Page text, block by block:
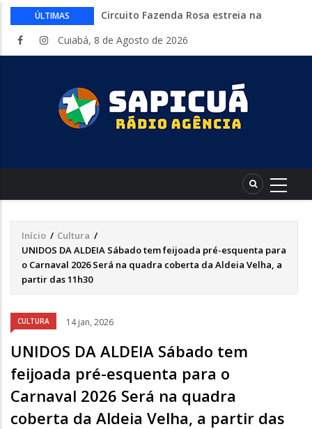
ÚLTIMAS
Circuito Fazenda Rosa estreia na
atividades do agronegócio
sexta-feira
Começa nesta sexta-feira em Cuiabá o
Mato Grosso AgroFestival, com rodeio e
crimes digitais contra menores
CAIXA e iFood facilitam financiamento
entregadores
Cuiabá, 8 de Agosto de 2026
Trilha
de
navegação
Início / Cultura /
UNIDOS DA ALDEIA Sábado tem feijoada pré-esquenta para
o Carnaval 2026 Será na quadra coberta da Aldeia Velha, a
partir das 11h30
CULTURA 14 jan, 2026
UNIDOS DA ALDEIA Sábado tem
feijoada pré-esquenta para o
Carnaval 2026 Será na quadra
coberta da Aldeia Velha, a partir das